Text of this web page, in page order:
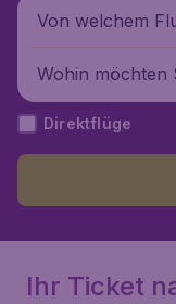
Von welchem
Wohin möchten
Direktflüge
Ihr Ticket